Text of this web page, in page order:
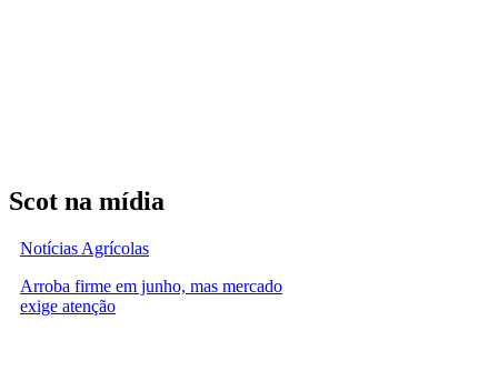
Scot na mídia
Notícias Agrícolas
Arroba firme em junho, mas mercado
exige atenção